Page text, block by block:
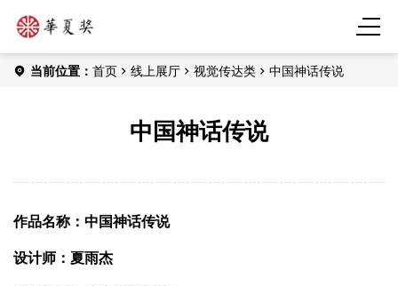
当前位置： 首页 线上展厅 视觉传达类 中国神话传说
中国神话传说
作品名称：中国神话传说
设计师：夏雨杰